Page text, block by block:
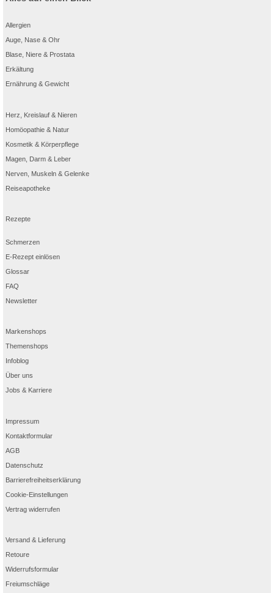
Bildquellen: iStockphoto.com/AntonioGuillem, iStockphoto.com/Ridofranz,
iStockphoto.com/Vitaliy_ph
Allergien
Auge, Nase & Ohr
Blase, Niere & Prostata
Erkältung
Ernährung & Gewicht
Herz, Kreislauf & Nieren
Homöopathie & Natur
Kosmetik & Körperpflege
Magen, Darm & Leber
Nerven, Muskeln & Gelenke
Reiseapotheke
Rezepte
Schmerzen
E-Rezept einlösen
Glossar
FAQ
Newsletter
Markenshops
Themenshops
Infoblog
Über uns
Jobs & Karriere
Impressum
Kontaktformular
AGB
Datenschutz
Barrierefreiheitserklärung
Cookie-Einstellungen
Vertrag widerrufen
Versand & Lieferung
Retoure
Widerrufsformular
Freiumschläge